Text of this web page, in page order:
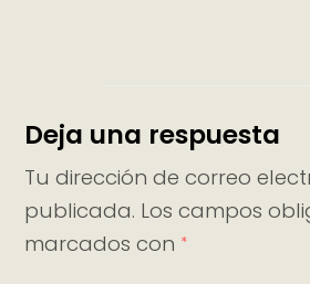
Deja una respuesta
Tu dirección de correo
publicada. Los campos
marcados con *